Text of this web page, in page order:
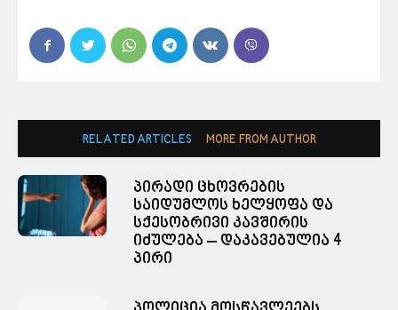
RELATED ARTICLES MORE FROM AUTHOR
პირადი ცხოვრების
საიდუმლოს ხელყოფა და
სქესობრივი კავშირის
იძულება – დაკავებულია 4
პირი